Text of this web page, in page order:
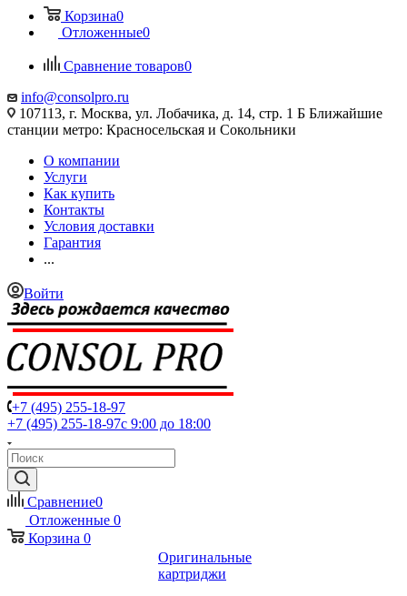
Корзина0
Отложенные0
Сравнение товаров0
info@consolpro.ru
107113, г. Москва, ул. Лобачика, д. 14, стр. 1 Б Ближайшие
станции метро: Красносельская и Сокольники
О компании
Услуги
Как купить
Контакты
Условия доставки
Гарантия
...
Войти
+7 (495) 255-18-97
+7 (495) 255-18-97с 9:00 до 18:00
Сравнение0
Отложенные 0
Корзина 0
Оригинальные
картриджи